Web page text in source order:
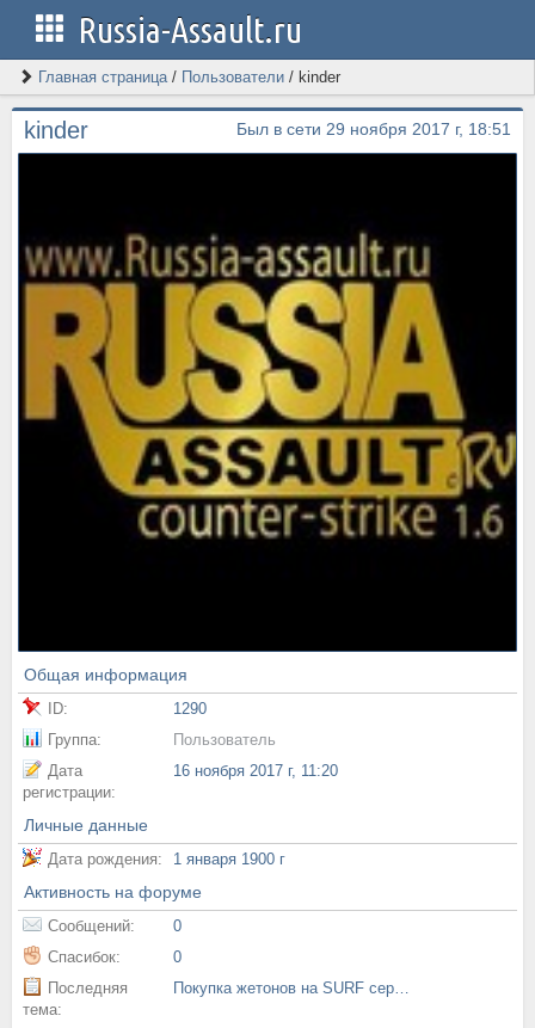
Russia-Assault.ru
Главная страница/ Пользователи / kinder
kinder Был в сети 29 ноября 2017 г, 18:51
Общая информация
ID:
1290
Группа:
Пользователь
Дата
регистрации:
16 ноября 2017 г, 11:20
Личные данные
Дата рождения: 1 января 1900 г
Активность на форуме
Сообщений:
0
Спасибок:
0
Последняя
тема:
Покупка жетонов на SURF серверах